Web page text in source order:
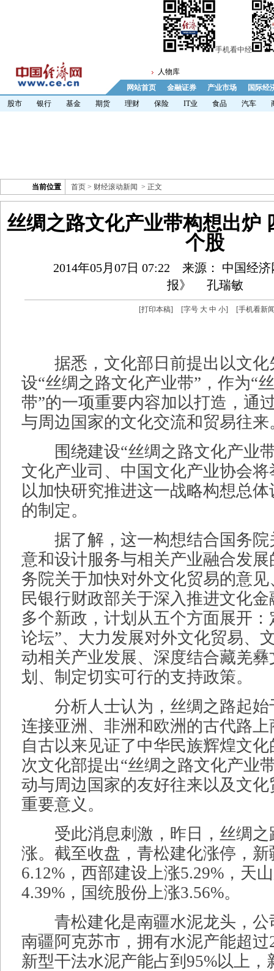
手机看中经
人物库
网站首页
金融证券 产业市场
国际经
股市
银行 基金 期货 理财 保险 IT业 食品 汽车
当前位置 首页 > 财经滚动新闻 > 正文
丝绸之路文化产业带构想出炉
个股
2014年05月07日 07:22
来源： 中国经
报》
孔瑞敏
[打印本稿] [字号 大 中 小] [手机看新
据悉，文化部日前提出以文化
设“丝绸之路文化产业带”，作为“
带”的一项重要内容加以打造，通
与周边国家的文化交流和贸易往来
围绕建设“丝绸之路文化产业带
文化产业司、中国文化产业协会
以加快研究推进这一战略构想总
的制定。
据了解，这一构想结合国务院
意和设计服务与相关产业融合发
务院关于加快对外文化贸易的意
民银行财政部关于深入推进文化
多个新政，计划从五个方面展开：
论坛”、大力发展对外文化贸易、
动相关产业发展、深度结合藏羌
划、制定切实可行的支持政策。
分析人士认为，丝绸之路起始
连接亚洲、非洲和欧洲的古代路
自古以来见证了中华民族辉煌文
次文化部提出“丝绸之路文化产业
动与周边国家的友好往来以及文
重要意义。
受此消息刺激，昨日，丝绸之
涨。截至收盘，青松建化涨停，
6.12%，西部建设上涨5.29%，天
4.39%，国统股份上涨3.56%。
青松建化是南疆水泥龙头，公
南疆阿克苏市，拥有水泥产能超过
新型干法水泥产能占到95%以上，